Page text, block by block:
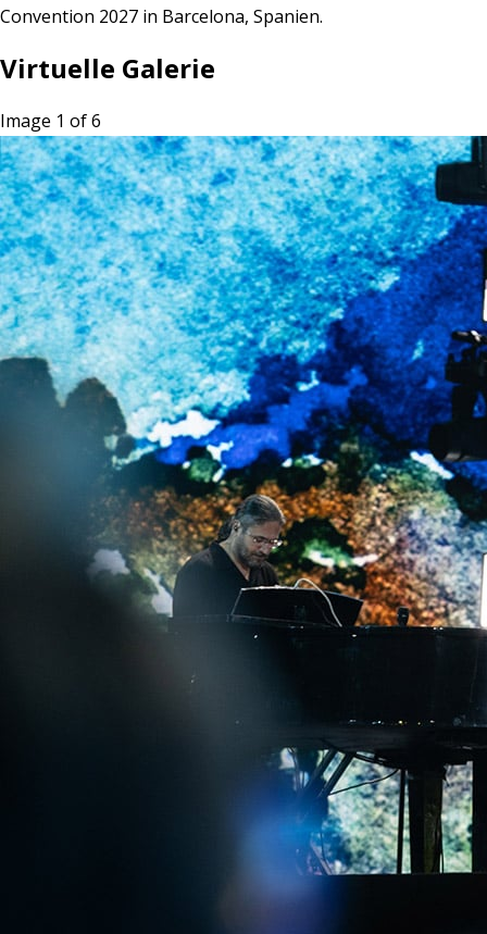
Convention 2027 in Barcelona, Spanien.
Virtuelle Galerie
Image 1 of 6